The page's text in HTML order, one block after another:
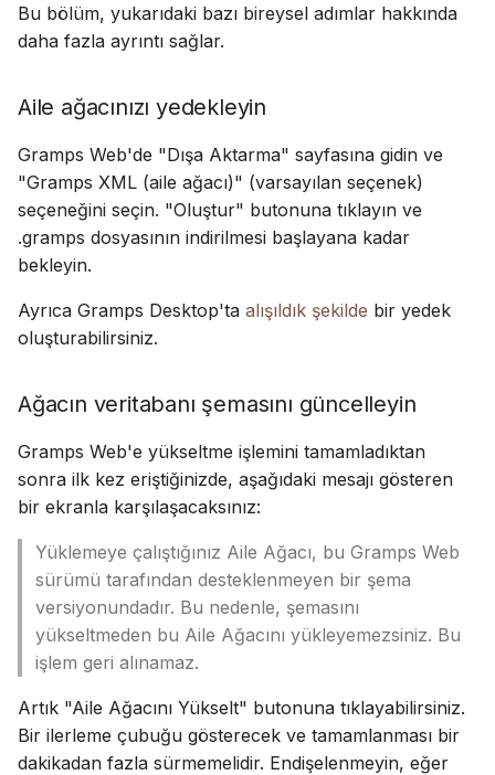
Bu bölüm, yukarıdaki bazı bireysel adımlar hakkında
daha fazla ayrıntı sağlar.
Aile ağacınızı yedekleyin
Gramps Web'de "Dışa Aktarma" sayfasına gidin ve
"Gramps XML (aile ağacı)" (varsayılan seçenek)
seçeneğini seçin. "Oluştur" butonuna tıklayın ve
.gramps dosyasının indirilmesi başlayana kadar
bekleyin.
Ayrıca Gramps Desktop'ta alışıldık şekilde bir yedek
oluşturabilirsiniz.
Ağacın veritabanı şemasını güncelleyin
Gramps Web'e yükseltme işlemini tamamladıktan
sonra ilk kez eriştiğinizde, aşağıdaki mesajı gösteren
bir ekranla karşılaşacaksınız:
Yüklemeye çalıştığınız Aile Ağacı, bu Gramps Web
sürümü tarafından desteklenmeyen bir şema
versiyonundadır. Bu nedenle, şemasını
yükseltmeden bu Aile Ağacını yükleyemezsiniz. Bu
işlem geri alınamaz.
Artık "Aile Ağacını Yükselt" butonuna tıklayabilirsiniz.
Bir ilerleme çubuğu gösterecek ve tamamlanması bir
dakikadan fazla sürmemelidir. Endişelenmeyin, eğer